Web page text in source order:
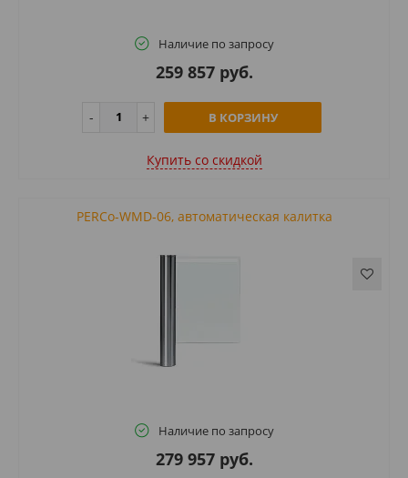
Наличие по запросу
259 857 руб.
В КОРЗИНУ
Купить cо скидкой
PERCo-WMD-06, автоматическая калитка
Наличие по запросу
279 957 руб.